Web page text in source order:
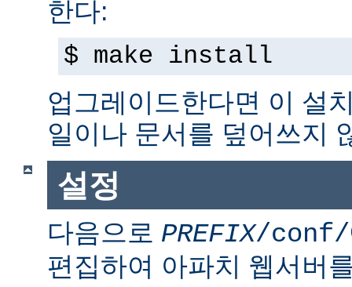
한다:
$ make install
업그레이드한다면 이 설
일이나 문서를 덮어쓰지
설정
다음으로 PREFIX/conf/
편집하여 아파치 웹서버